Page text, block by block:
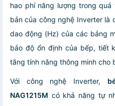
hao phí năng lượng trong
bản của công nghệ Inverter là
dao động (Hz) của các bảng
bảo độ ổn định của bếp, tiết
tăng tính năng thông minh cho
Với công nghệ Inverter,
NAG1215M có khả năng tự